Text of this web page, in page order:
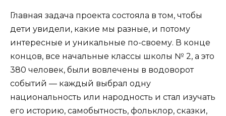
Главная задача проекта состояла в том, чтобы
дети увидели, какие мы разные, и потому
интересные и уникальные по-своему. В конце
концов, все начальные классы школы № 2, а это
380 человек, были вовлечены в водоворот
событий — каждый выбрал одну
национальность или народность и стал изучать
его историю, самобытность, фольклор, сказки,